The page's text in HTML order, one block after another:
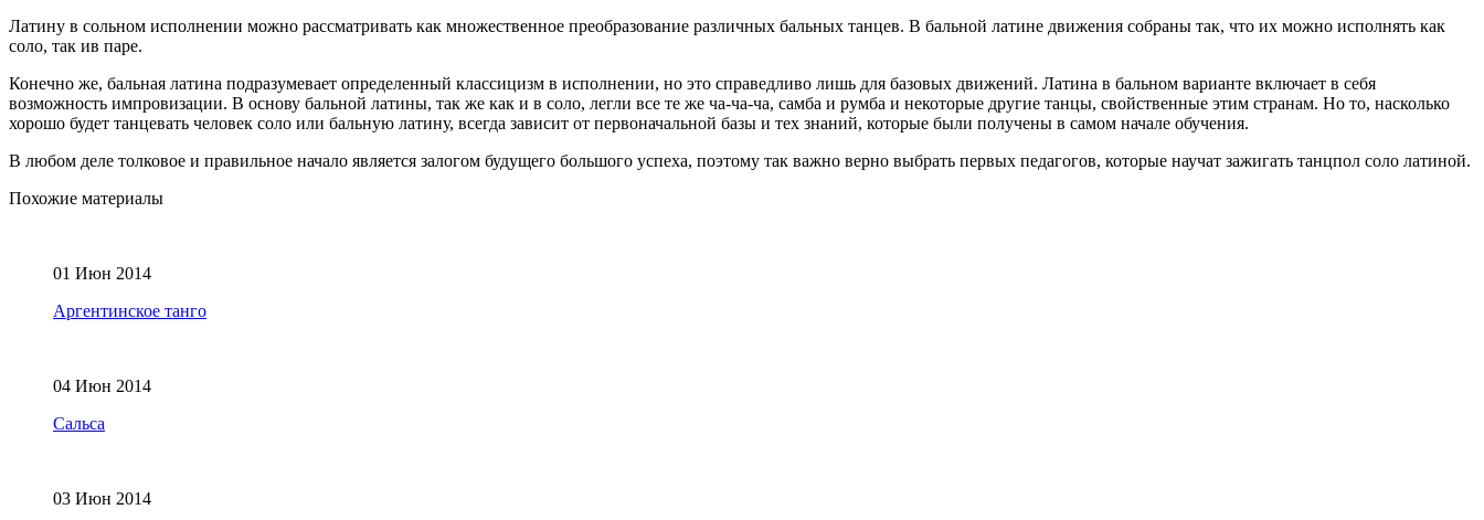
Латину в сольном исполнении можно рассматривать как множественное преобразование различных бальных танцев. В бальной латине движения собраны так, что их можно исполнять как
соло, так ив паре.
Конечно же, бальная латина подразумевает определенный классицизм в исполнении, но это справедливо лишь для базовых движений. Латина в бальном варианте включает в себя
возможность импровизации. В основу бальной латины, так же как и в соло, легли все те же ча-ча-ча, самба и румба и некоторые другие танцы, свойственные этим странам. Но то, насколько
хорошо будет танцевать человек соло или бальную латину, всегда зависит от первоначальной базы и тех знаний, которые были получены в самом начале обучения.
В любом деле толковое и правильное начало является залогом будущего большого успеха, поэтому так важно верно выбрать первых педагогов, которые научат зажигать танцпол соло латиной.
Похожие материалы
01 Июн 2014
Аргентинское танго
04 Июн 2014
Сальса
03 Июн 2014